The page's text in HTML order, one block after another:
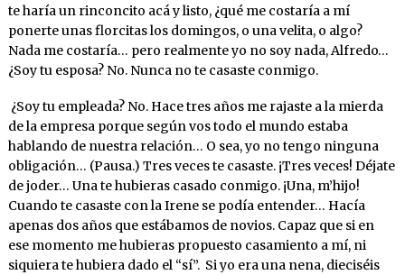
te haría un rinconcito acá y listo, ¿qué me costaría a mí
ponerte unas florcitas los domingos, o una velita, o algo?
Nada me costaría… pero realmente yo no soy nada, Alfredo…
¿Soy tu esposa? No. Nunca no te casaste conmigo.
¿Soy tu empleada? No. Hace tres años me rajaste a la mierda
de la empresa porque según vos todo el mundo estaba
hablando de nuestra relación… O sea, yo no tengo ninguna
obligación… (Pausa.) Tres veces te casaste. ¡Tres veces! Déjate
de joder… Una te hubieras casado conmigo. ¡Una, m’hijo!
Cuando te casaste con la Irene se podía entender… Hacía
apenas dos años que estábamos de novios. Capaz que si en
ese momento me hubieras propuesto casamiento a mí, ni
siquiera te hubiera dado el “sí”. Si yo era una nena, dieciséis